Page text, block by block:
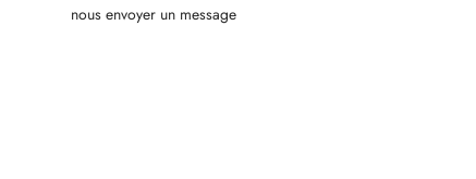
nous envoyer un message